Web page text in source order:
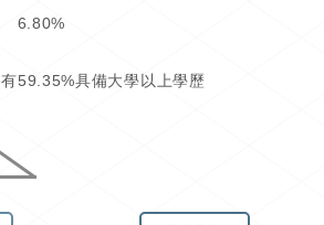
6.80%
有59.35%具備大學以上學歷